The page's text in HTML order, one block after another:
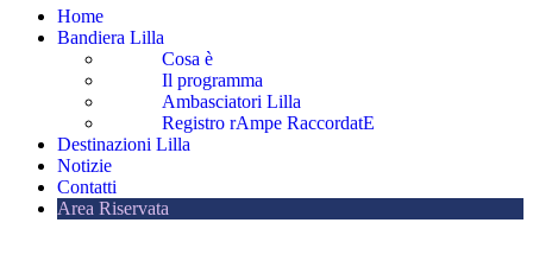
Home
Bandiera Lilla
Cosa è
Il programma
Ambasciatori Lilla
Registro rAmpe RaccordatE
Destinazioni Lilla
Notizie
Contatti
Area Riservata